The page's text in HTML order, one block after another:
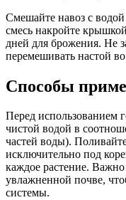
Смешайте навоз с
смесь накройте
дней для брожения. Не
перемешивать настой
Способы
Перед использованием
чистой водой в
частей воды).
исключительно под
каждое растение.
увлажненной почве,
системы.